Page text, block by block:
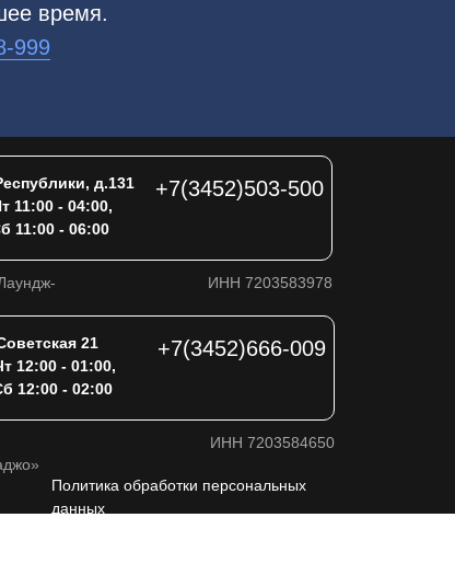
время.
999
Политика обработки персональных
данных
ИНН 7203583978
+7(3452)503-500
д.131
11:00 - 04:00,
11:00 - 06:00
ИНН 7203584650
+7(3452)666-009
21
12:00 - 01:00,
12:00 - 02:00